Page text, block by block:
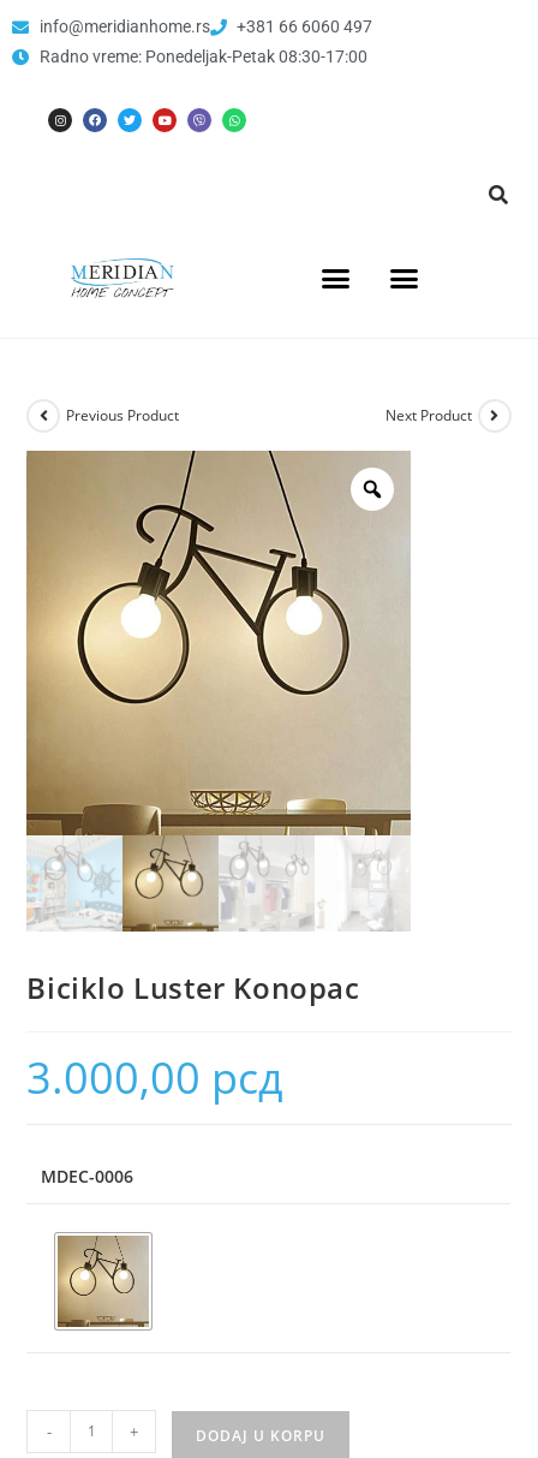
info@meridianhome.rs
+381 66 6060 497
Radno vreme: Ponedeljak-Petak 08:30-17:00
Previous Product Next Product
Biciklo Luster Konopac
3.000,00 рсд
MDEC-0006
- + DODAJ U KORPU